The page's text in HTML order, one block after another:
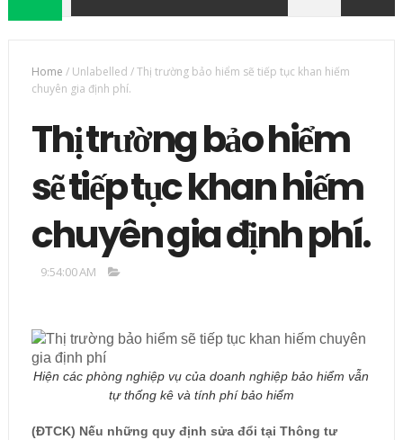
Home /Unlabelled /Thị trường bảo hiểm sẽ tiếp tục khan hiếm
chuyên gia định phí.
Thị trường bảo hiểm
sẽ tiếp tục khan hiếm
chuyên gia định phí.
9:54:00 AM
Hiện các phòng nghiệp vụ của doanh nghiệp bảo hiểm vẫn
tự thống kê và tính phí bảo hiểm
(ĐTCK) Nếu những quy định sửa đổi tại Thông tư